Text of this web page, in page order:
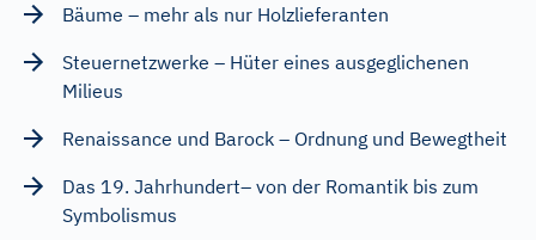
Bäume – mehr als nur Holzlieferanten
Steuernetzwerke – Hüter eines ausgeglichenen
Milieus
Renaissance und Barock – Ordnung und Bewegtheit
Das 19. Jahrhundert– von der Romantik bis zum
Symbolismus